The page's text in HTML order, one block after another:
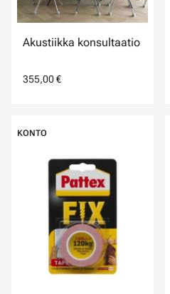
Akustiikka konsultaatio
355,00 €
KONTO